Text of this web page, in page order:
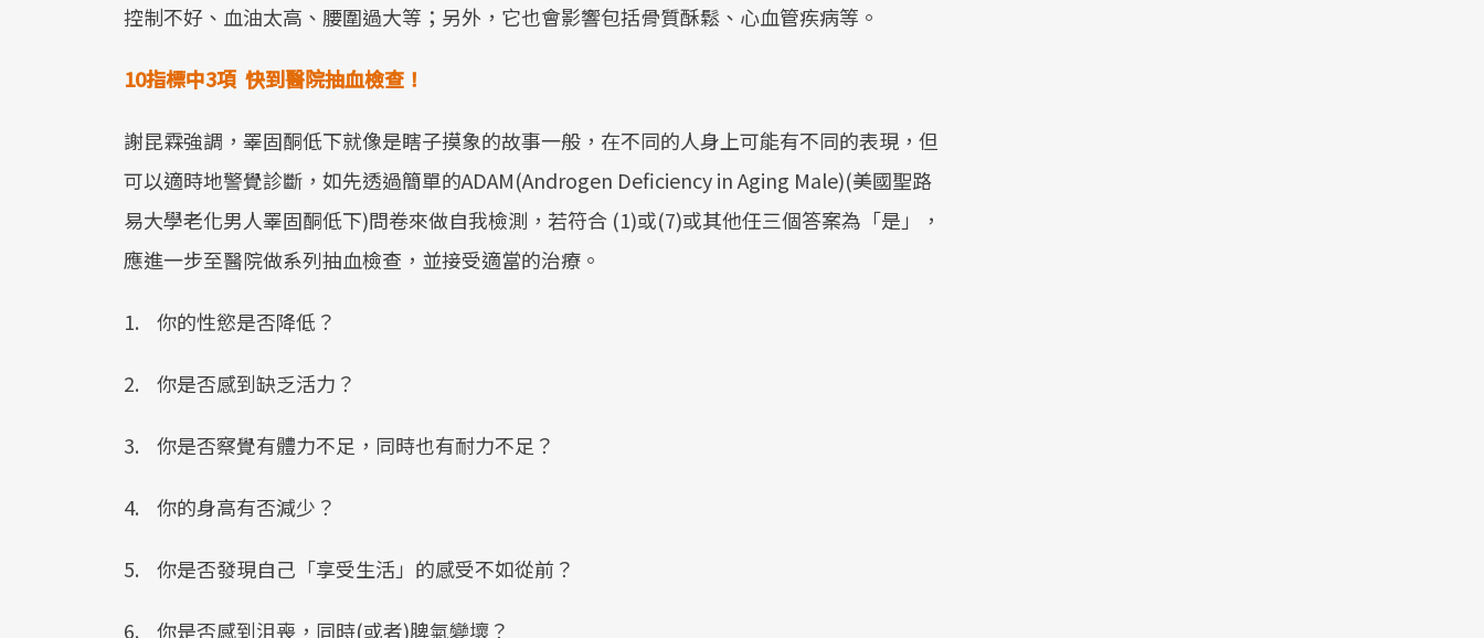
控制不好、血油太高、腰圍過大等；另外，它也會影響包括骨質酥鬆、心血管疾病等。
10指標中3項 快到醫院抽血檢查！
謝昆霖強調，睪固酮低下就像是瞎子摸象的故事一般，在不同的人身上可能有不同的表現，但
可以適時地警覺診斷，如先透過簡單的ADAM(Androgen Deficiency in Aging Male)(美國聖路
易大學老化男人睪固酮低下)問卷來做自我檢測，若符合 (1)或(7)或其他任三個答案為「是」，
應進一步至醫院做系列抽血檢查，並接受適當的治療。
1. 你的性慾是否降低？
2. 你是否感到缺乏活力？
3. 你是否察覺有體力不足，同時也有耐力不足？
4. 你的身高有否減少？
5. 你是否發現自己「享受生活」的感受不如從前？
6. 你是否感到沮喪，同時(或者)脾氣變壞？